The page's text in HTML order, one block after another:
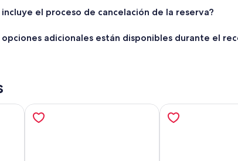
incluye el proceso de cancelación de la reserva?
opciones adicionales están disponibles durante el